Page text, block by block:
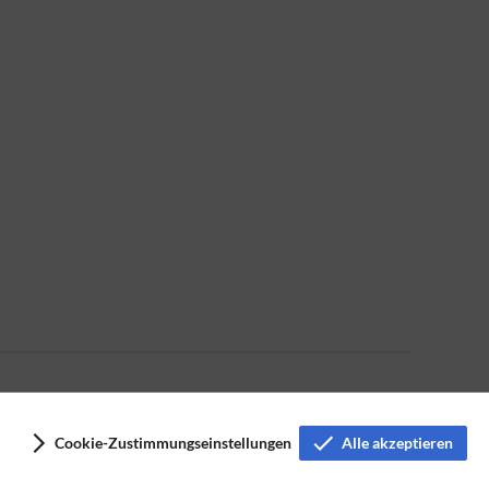
Cookie-Zustimmungseinstellungen Alle akzeptieren